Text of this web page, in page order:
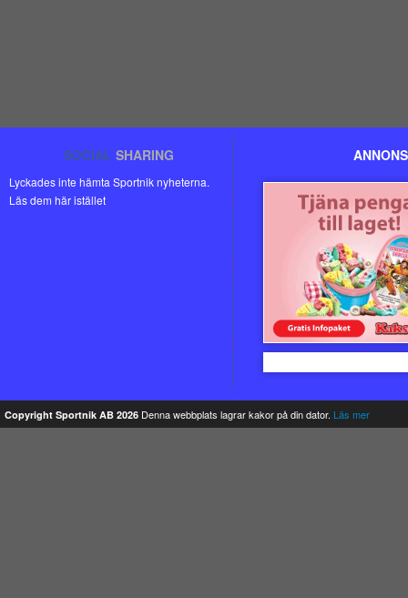
SOCIAL SHARING
Lyckades inte hämta Sportnik nyheterna.
Läs dem här istället
Copyright Sportnik AB 2026 Denna webbplats lagrar kakor på din dator. Läs mer